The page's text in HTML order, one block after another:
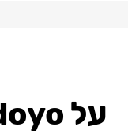
על Samodoyo